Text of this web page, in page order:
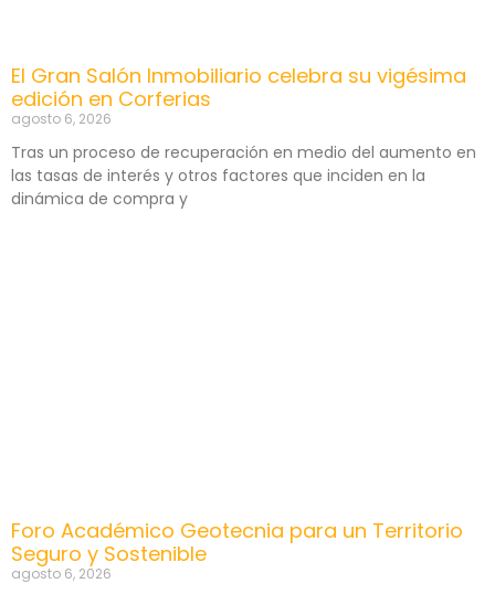
El Gran Salón Inmobiliario celebra su vigésima
edición en Corferias
agosto 6, 2026
Tras un proceso de recuperación en medio del aumento en
las tasas de interés y otros factores que inciden en la
dinámica de compra y
Foro Académico Geotecnia para un Territorio
Seguro y Sostenible
agosto 6, 2026